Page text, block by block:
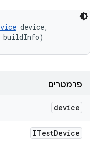
device,
buildInfo)
פרמטרים
device
ITestDevice